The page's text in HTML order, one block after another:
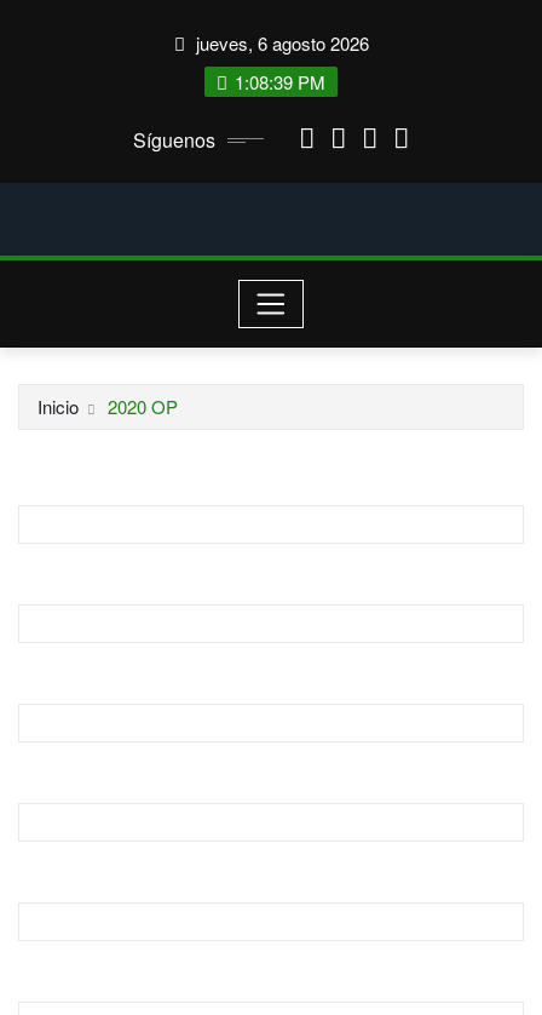
jueves, 6 agosto 2026
1:08:39 PM
Síguenos
Inicio 2020 OP